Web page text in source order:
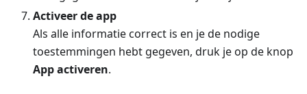
Activeer de app
Als alle informatie correct is en je de nodige
toestemmingen hebt gegeven, druk je op de knop
App activeren.